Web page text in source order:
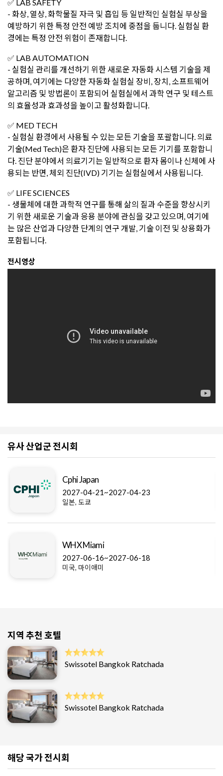
✅ LAB SAFETY
- 화상, 열상, 화학물질 자극 및 흡입 등 일반적인 실험실 부상을
예방하기 위한 특정 안전 예방 조치에 중점을 둡니다. 실험실 환
경에는 특정 안전 위험이 존재합니다.
✅ LAB AUTOMATION
- 실험실 관리를 개선하기 위한 새로운 자동화 시스템 기술을 제
공하며, 여기에는 다양한 자동화 실험실 장비, 장치, 소프트웨어
알고리즘 및 방법론이 포함되어 실험실에서 과학 연구 및 테스트
의 효율성과 효과성을 높이고 활성화합니다.
✅ MED TECH
- 실험실 환경에서 사용될 수 있는 모든 기술을 포괄합니다. 의료
기술(Med Tech)은 환자 진단에 사용되는 모든 기기를 포함합니
다. 진단 분야에서 의료기기는 일반적으로 환자 몸이나 신체에 사
용되는 반면, 체외 진단(IVD) 기기는 실험실에서 사용됩니다.
✅ LIFE SCIENCES
- 생물체에 대한 과학적 연구를 통해 삶의 질과 수준을 향상시키
기 위한 새로운 기술과 응용 분야에 관심을 갖고 있으며, 여기에
는 많은 산업과 다양한 단계의 연구 개발, 기술 이전 및 상용화가
포함됩니다.
전시영상
유사 산업군 전시회
Cphi Japan
2027-04-21~2027-04-23
일본, 도쿄
WHX Miami
2027-06-16~2027-06-18
미국, 마이애미
지역 추천 호텔
Swissotel Bangkok Ratchada
Swissotel Bangkok Ratchada
해당 국가 전시회